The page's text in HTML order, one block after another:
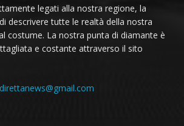
legati alla nostra regione, la
descrivere tutte le realtà della nostra
costume. La nostra punta di diamante è
e costante attraverso il sito